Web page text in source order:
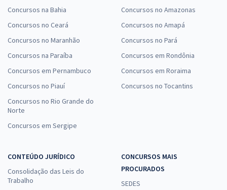
Concursos na Bahia
Concursos no Ceará
Concursos no Maranhão
Concursos na Paraíba
Concursos em Pernambuco
Concursos no Piauí
Concursos no Rio Grande do
Norte
Concursos em Sergipe
Concursos no Amazonas
Concursos no Amapá
Concursos no Pará
Concursos em Rondônia
Concursos em Roraima
Concursos no Tocantins
CONTEÚDO JURÍDICO
Consolidação das Leis do
Trabalho
CONCURSOS MAIS
PROCURADOS
SEDES